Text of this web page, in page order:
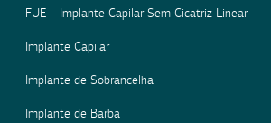
FUE – Implante Capilar Sem Cicatriz Linear
Implante Capilar
Implante de Sobrancelha
Implante de Barba